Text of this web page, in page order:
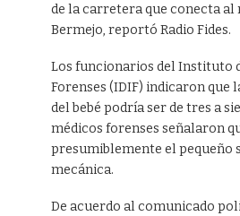
de la carretera que conecta al
Bermejo, reportó Radio Fides.
Los funcionarios del Instituto
Forenses (IDIF) indicaron que
del bebé podría ser de tres a
médicos forenses señalaron
presumiblemente el pequeño
mecánica.
De acuerdo al comunicado